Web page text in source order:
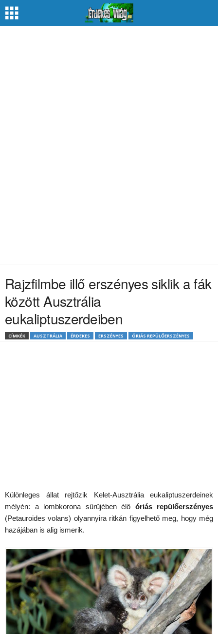
Rajzfilmbe illő erszényes siklik a fák
között Ausztrália
eukaliptuszerdeiben
CÍMKÉK AUSZTRÁLIA ÉRDEKES ERSZÉNYES ÓRIÁS REPÜLŐERSZÉNYES
Különleges állat rejtőzik Kelet-Ausztrália eukaliptuszerdeinek
mélyén: a lombkorona sűrűjében élő óriás repülőerszényes
(Petauroides volans) olyannyira ritkán figyelhető meg, hogy még
hazájában is alig ismerik.